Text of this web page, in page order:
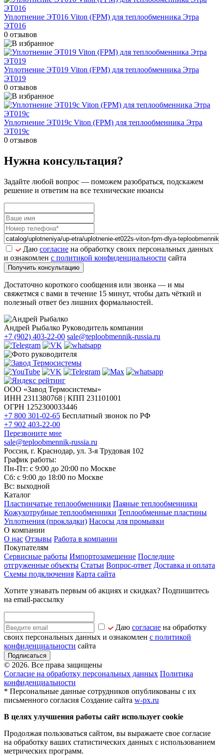
Уплотнение ЭТ016 Viton (FPM) для теплообменника Этра
ЭТ016
0 отзывов
Уплотнение ЭТ019 Viton (FPM) для теплообменника Этра
ЭТ019
0 отзывов
Уплотнение ЭТ019c Viton (FPM) для теплообменника Этра
ЭТ019c
0 отзывов
Нужна консультация?
Задайте любой вопрос — поможем разобраться, подскажем
решение и ответим на все технические нюансы
Даю согласие на обработку своих персональных данных
и ознакомлен с политикой конфиденциальности сайта
Получить консультацию
Достаточно короткого сообщения или звонка — и мы
свяжетмся с вами в течение 15 минут, чтобы дать чёткий и
полезный ответ без лишних формальностей.
Андрей Рыбалко Руководитель компании
+7 (902) 403-22-00 sale@teploobmennik-russia.ru
ООО «Завод Термосистемы»
ИНН 2311380768 | КПП 231101001
ОГРН 1252300033446
+7 800 301-02-65 Бесплатный звонок по РФ
+7 902 403-22-00
Перезвоните мне
sale@teploobmennik-russia.ru
Россия, г. Краснодар, ул. 3-я Трудовая 102
График работы:
Пн-Пт: с 9:00 до 20:00 по Москве
Сб: с 9:00 до 18:00 по Москве
Вс: выходной
Каталог
Пластинчатые теплообменники Паяные теплообменники
Кожухотрубные теплообменники Теплообменные пластины
Уплотнения (прокладки) Насосы для промывки
О компании
О нас Отзывы Работа в компании
Покупателям
Сервисные работы Импортозамещение Последние
отгруженные объекты Статьи Вопрос-ответ Доставка и оплата
Схемы подключения Карта сайта
Хотите узнавать первым об акциях и скидках? Подпишитесь
на email-рассылку
Даю согласие на обработку
своих персональных данных и ознакомлен с политикой
конфиденциальности сайта
Подписаться
© 2026. Все права защищены
Согласие на обработку персональных данных Политика
конфиденциальности
* Персональные данные сотрудников опубликованы с их
письменного согласия Создание сайта w-px.ru
В целях улучшения работы сайт использует cookie
Продолжая пользоваться сайтом, вы выражаете свое согласие
на обработку ваших статистических данных с использованием
метрических программ.